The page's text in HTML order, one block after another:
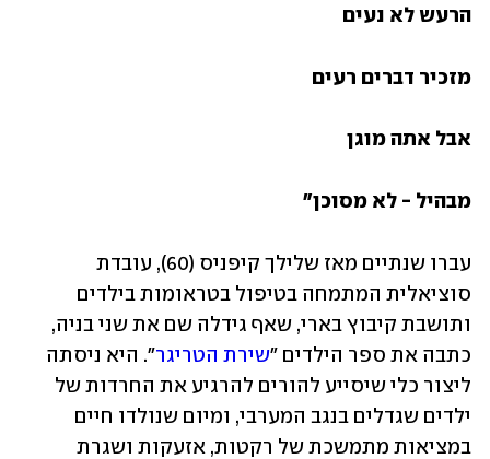
הרעש לא נעים
מזכיר דברים רעים
אבל אתה מוגן
מבהיל - לא מסוכן"
כתבה את ספר הילדים "שירת הטריגר